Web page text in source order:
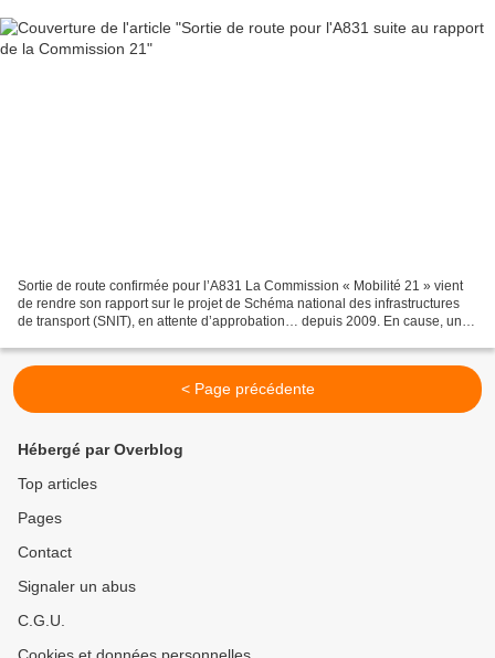
Sortie de route confirmée pour l’A831 La Commission « Mobilité 21 » vient
de rendre son rapport sur le projet de Schéma national des infrastructures
de transport (SNIT), en attente d’approbation… depuis 2009. En cause, un
< Page précédente
Hébergé par Overblog
Top articles
Pages
Contact
Signaler un abus
C.G.U.